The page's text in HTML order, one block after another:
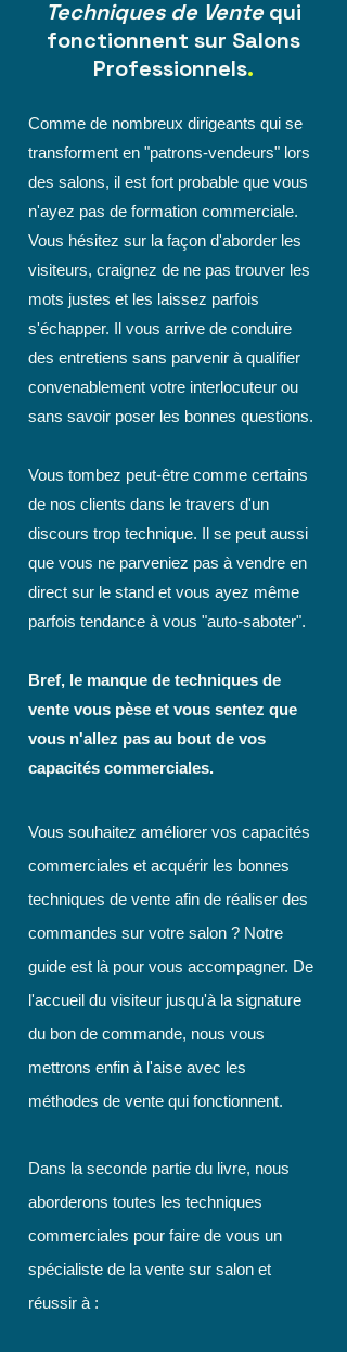
Techniques de Ventequi
fonctionnent sur Salons
Professionnels.
Comme de nombreux dirigeants qui se
transforment en "patrons-vendeurs" lors
des salons, il est fort probable que vous
n'ayez pas de formation commerciale.
Vous hésitez sur la façon d'aborder les
visiteurs, craignez de ne pas trouver les
mots justes et les laissez parfois
s'échapper. Il vous arrive de conduire
des entretiens sans parvenir à qualifier
convenablement votre interlocuteur ou
sans savoir poser les bonnes questions.
Vous tombez peut-être comme certains
de nos clients dans le travers d'un
discours trop technique. Il se peut aussi
que vous ne parveniez pas à vendre en
direct sur le stand et vous ayez même
parfois tendance à vous "auto-saboter".
Bref, le manque de techniques de
vente vous pèse et vous sentez que
vous n'allez pas au bout de vos
capacités commerciales.
Vous souhaitez améliorer vos capacités
commerciales et acquérir les bonnes
techniques de vente afin de réaliser des
commandes sur votre salon ? Notre
guide est là pour vous accompagner. De
l'accueil du visiteur jusqu'à la signature
du bon de commande, nous vous
mettrons enfin à l'aise avec les
méthodes de vente qui fonctionnent.
Dans la seconde partie du livre, nous
aborderons toutes les techniques
commerciales pour faire de vous un
spécialiste de la vente sur salon et
réussir à :